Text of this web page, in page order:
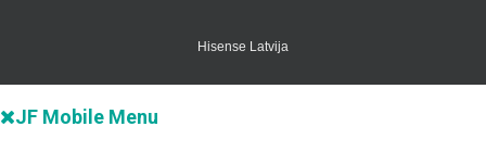
Hisense Latvija
JF Mobile Menu